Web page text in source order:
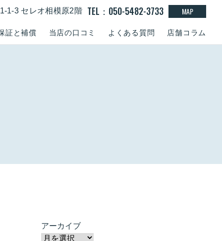
証と補償 当店の口コミ よくある質問 店舗コラム
1-3 セレオ相模原2階 TEL：050-5482-3733 MAP
アーカイブ